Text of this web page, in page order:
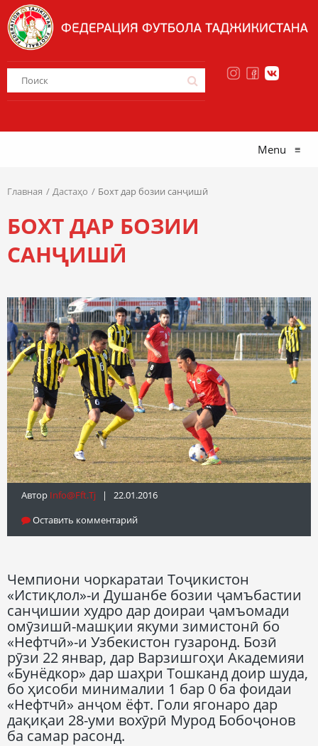
Menu ≡
Главная Дастаҳо Бохт дар бозии санҷишӣ
БОХТ ДАР БОЗИИ
САНҶИШӢ
Автор Info@fft.tj | 22.01.2016
Оставить комментарий
Чемпиони чоркаратаи Тоҷикистон
«Истиқлол»-и Душанбе бозии ҷамъбастии
санҷишии худро дар доираи ҷамъомади
омӯзишӣ-машқии якуми зимистонӣ бо
«Нефтчӣ»-и Узбекистон гузаронд. Бозӣ
рӯзи 22 январ, дар Варзишгоҳи Академияи
«Бунёдкор» дар шаҳри Тошканд доир шуда,
бо ҳисоби минималии 1 бар 0 ба фоидаи
«Нефтчӣ» анҷом ёфт. Голи ягонаро дар
дақиқаи 28-уми вохӯрӣ Мурод Бобоҷонов
ба самар расонд.